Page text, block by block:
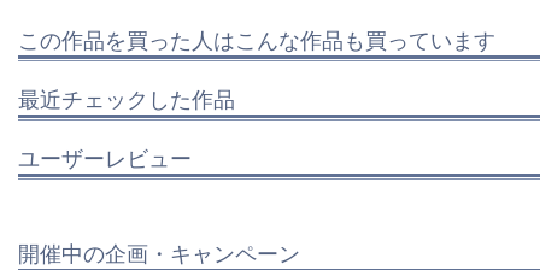
この作品を買った人はこんな作品も買っています
最近チェックした作品
ユーザーレビュー
開催中の企画・キャンペーン